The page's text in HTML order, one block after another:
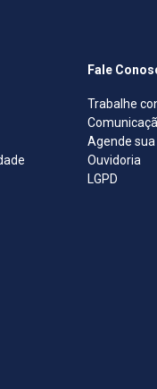
Fale
Trabalhe
Agende
Ouvidoria
LGPD